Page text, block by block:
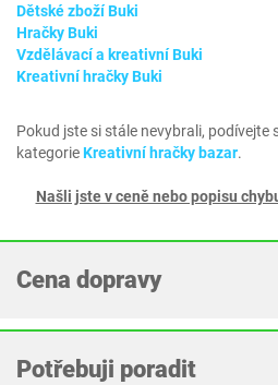
Dětské zboží Buki
Hračky Buki
Vzdělávací a kreativní Buki
Kreativní hračky Buki
Pokud jste si stále nevybrali, podívejte
kategorieKreativní hračky bazar.
Našli jste v ceně nebo popisu
Cena dopravy
Potřebuji poradit